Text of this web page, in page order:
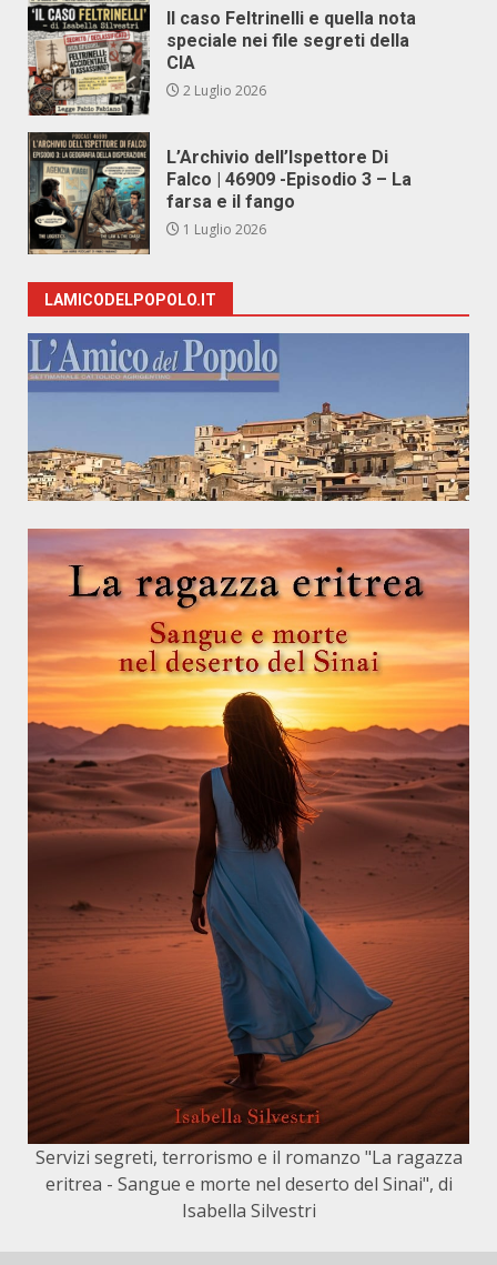
Il caso Feltrinelli e quella nota
speciale nei file segreti della
CIA
2 Luglio 2026
L’Archivio dell’Ispettore Di
Falco | 46909 -Episodio 3 – La
farsa e il fango
1 Luglio 2026
LAMICODELPOPOLO.IT
Servizi segreti, terrorismo e il romanzo "La ragazza
eritrea - Sangue e morte nel deserto del Sinai", di
Isabella Silvestri